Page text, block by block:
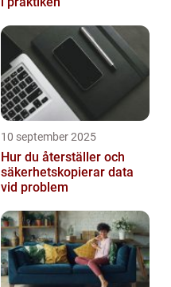
10 september 2025
Hur du återställer och
säkerhetskopierar data
vid problem